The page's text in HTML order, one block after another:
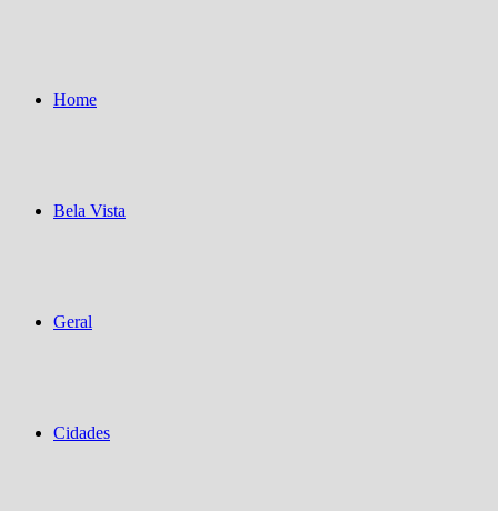
Home
Bela Vista
Geral
Cidades